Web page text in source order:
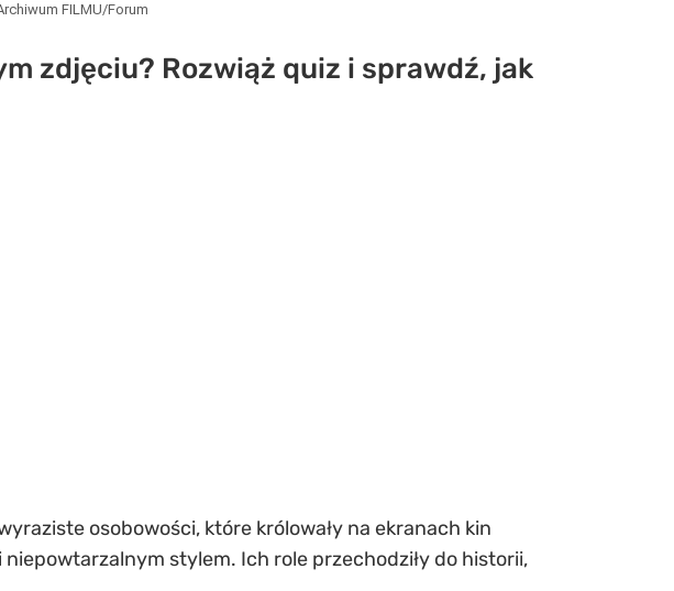
FILMU/Forum
zdjęciu? Rozwiąż quiz i sprawdź, jak
osobowości, które królowały na ekranach kin
stylem. Ich role przechodziły do historii,